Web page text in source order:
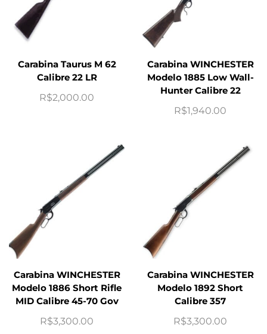
Carabina Taurus M 62
Calibre 22 LR
R$2,000.00
Carabina WINCHESTER
Modelo 1885 Low Wall-
Hunter Calibre 22
R$1,940.00
Carabina WINCHESTER
Modelo 1886 Short Rifle
MID Calibre 45-70 Gov
R$3,300.00
Carabina WINCHESTER
Modelo 1892 Short
Calibre 357
R$3,300.00